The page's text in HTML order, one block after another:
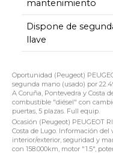
mantenimiento
Dispone de
llave
Oportunidad (Peugeot)
segunda mano (usado) por
A Coruña, Pontevedra y Costa
combustible "diésel" con
puertas, 5 plazas. Full equip.
Ocasión (Peugeot) PEUGEOT
Costa de Lugo. Información
interior/exterior, seguridad y
con 158.000km, motor "1.5",